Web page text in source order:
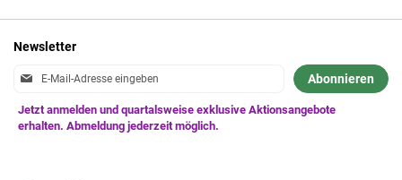
Newsletter
Anmeldung
Newsletter:
Abonnieren